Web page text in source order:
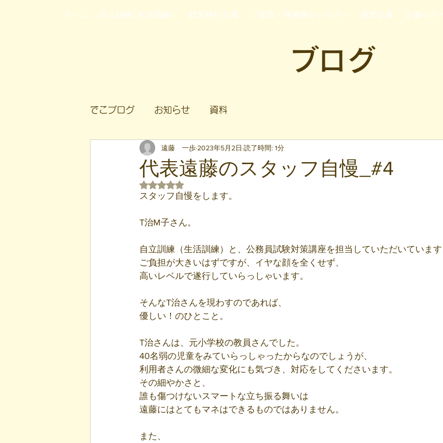
ホーム 自立訓練(生活訓練) 就労移行支援 ご家族・発達障がいの方へ 運営企業 企業の方
ブログ
でこブログ お知らせ 資料
代表遠藤のスタッフ自慢_#4
遠藤 一歩 2023年5月2日 読了時間: 1分
5つ星のうちNaNと評価されています。
スタッフ自慢をします。
T治M子さん。
自立訓練（生活訓練）と、公務員試験対策講座を担当していただいていま
ご負担が大きいはずですが、イヤな顔を全くせず、
高いレベルで遂行していらっしゃいます。
そんなT治さんを現わすのであれば、
優しい！のひとこと。
T治さんは、元小学校の教員さんでした。
40名弱の児童をみていらっしゃったからなのでしょうが、
利用者さんの微細な変化にも気づき、対応をしてくださいます。
その細やかさと、
誰も傷つけないスマートな立ち振る舞いは
遠藤にはとてもマネはできるものではありません。
また、